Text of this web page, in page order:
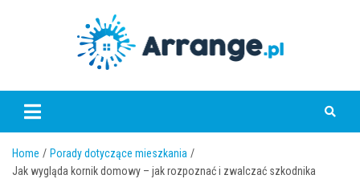
www.arrange.pl
Home
Porady dotyczące mieszkania
Jak wygląda kornik domowy – jak rozpoznać i zwalczać szkodnika